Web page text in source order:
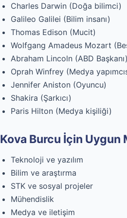
Charles Darwin (Doğa bilimci)
Galileo Galilei (Bilim insanı)
Thomas Edison (Mucit)
Wolfgang Amadeus Mozart
Abraham Lincoln (ABD Başkanı)
Oprah Winfrey (Medya
Jennifer Aniston (Oyuncu)
Shakira (Şarkıcı)
Paris Hilton (Medya kişiliği)
Kova Burcu İçin Uygun
Teknoloji ve yazılım
Bilim ve araştırma
STK ve sosyal projeler
Mühendislik
Medya ve iletişim